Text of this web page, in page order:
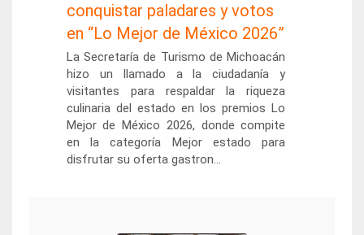
conquistar paladares y votos
en “Lo Mejor de México 2026”
La Secretaría de Turismo de Michoacán
hizo un llamado a la ciudadanía y
visitantes para respaldar la riqueza
culinaria del estado en los premios Lo
Mejor de México 2026, donde compite
en la categoría Mejor estado para
disfrutar su oferta gastron...